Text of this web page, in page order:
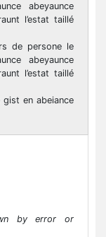
abeyaunce
l’estat taillé
de persone le
abeyaunce
l’estat taillé
en abeiance
by error or